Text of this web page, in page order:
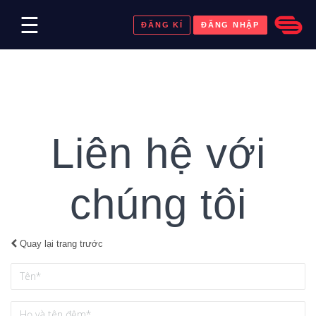
☰ ĐĂNG KÍ ĐĂNG NHẬP
Liên hệ với
chúng tôi
Quay lại trang trước